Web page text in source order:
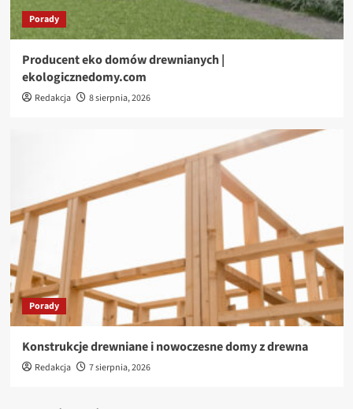
Porady
Producent eko domów drewnianych |
ekologicznedomy.com
Redakcja 8 sierpnia, 2026
Porady
Konstrukcje drewniane i nowoczesne domy z drewna
Redakcja 7 sierpnia, 2026